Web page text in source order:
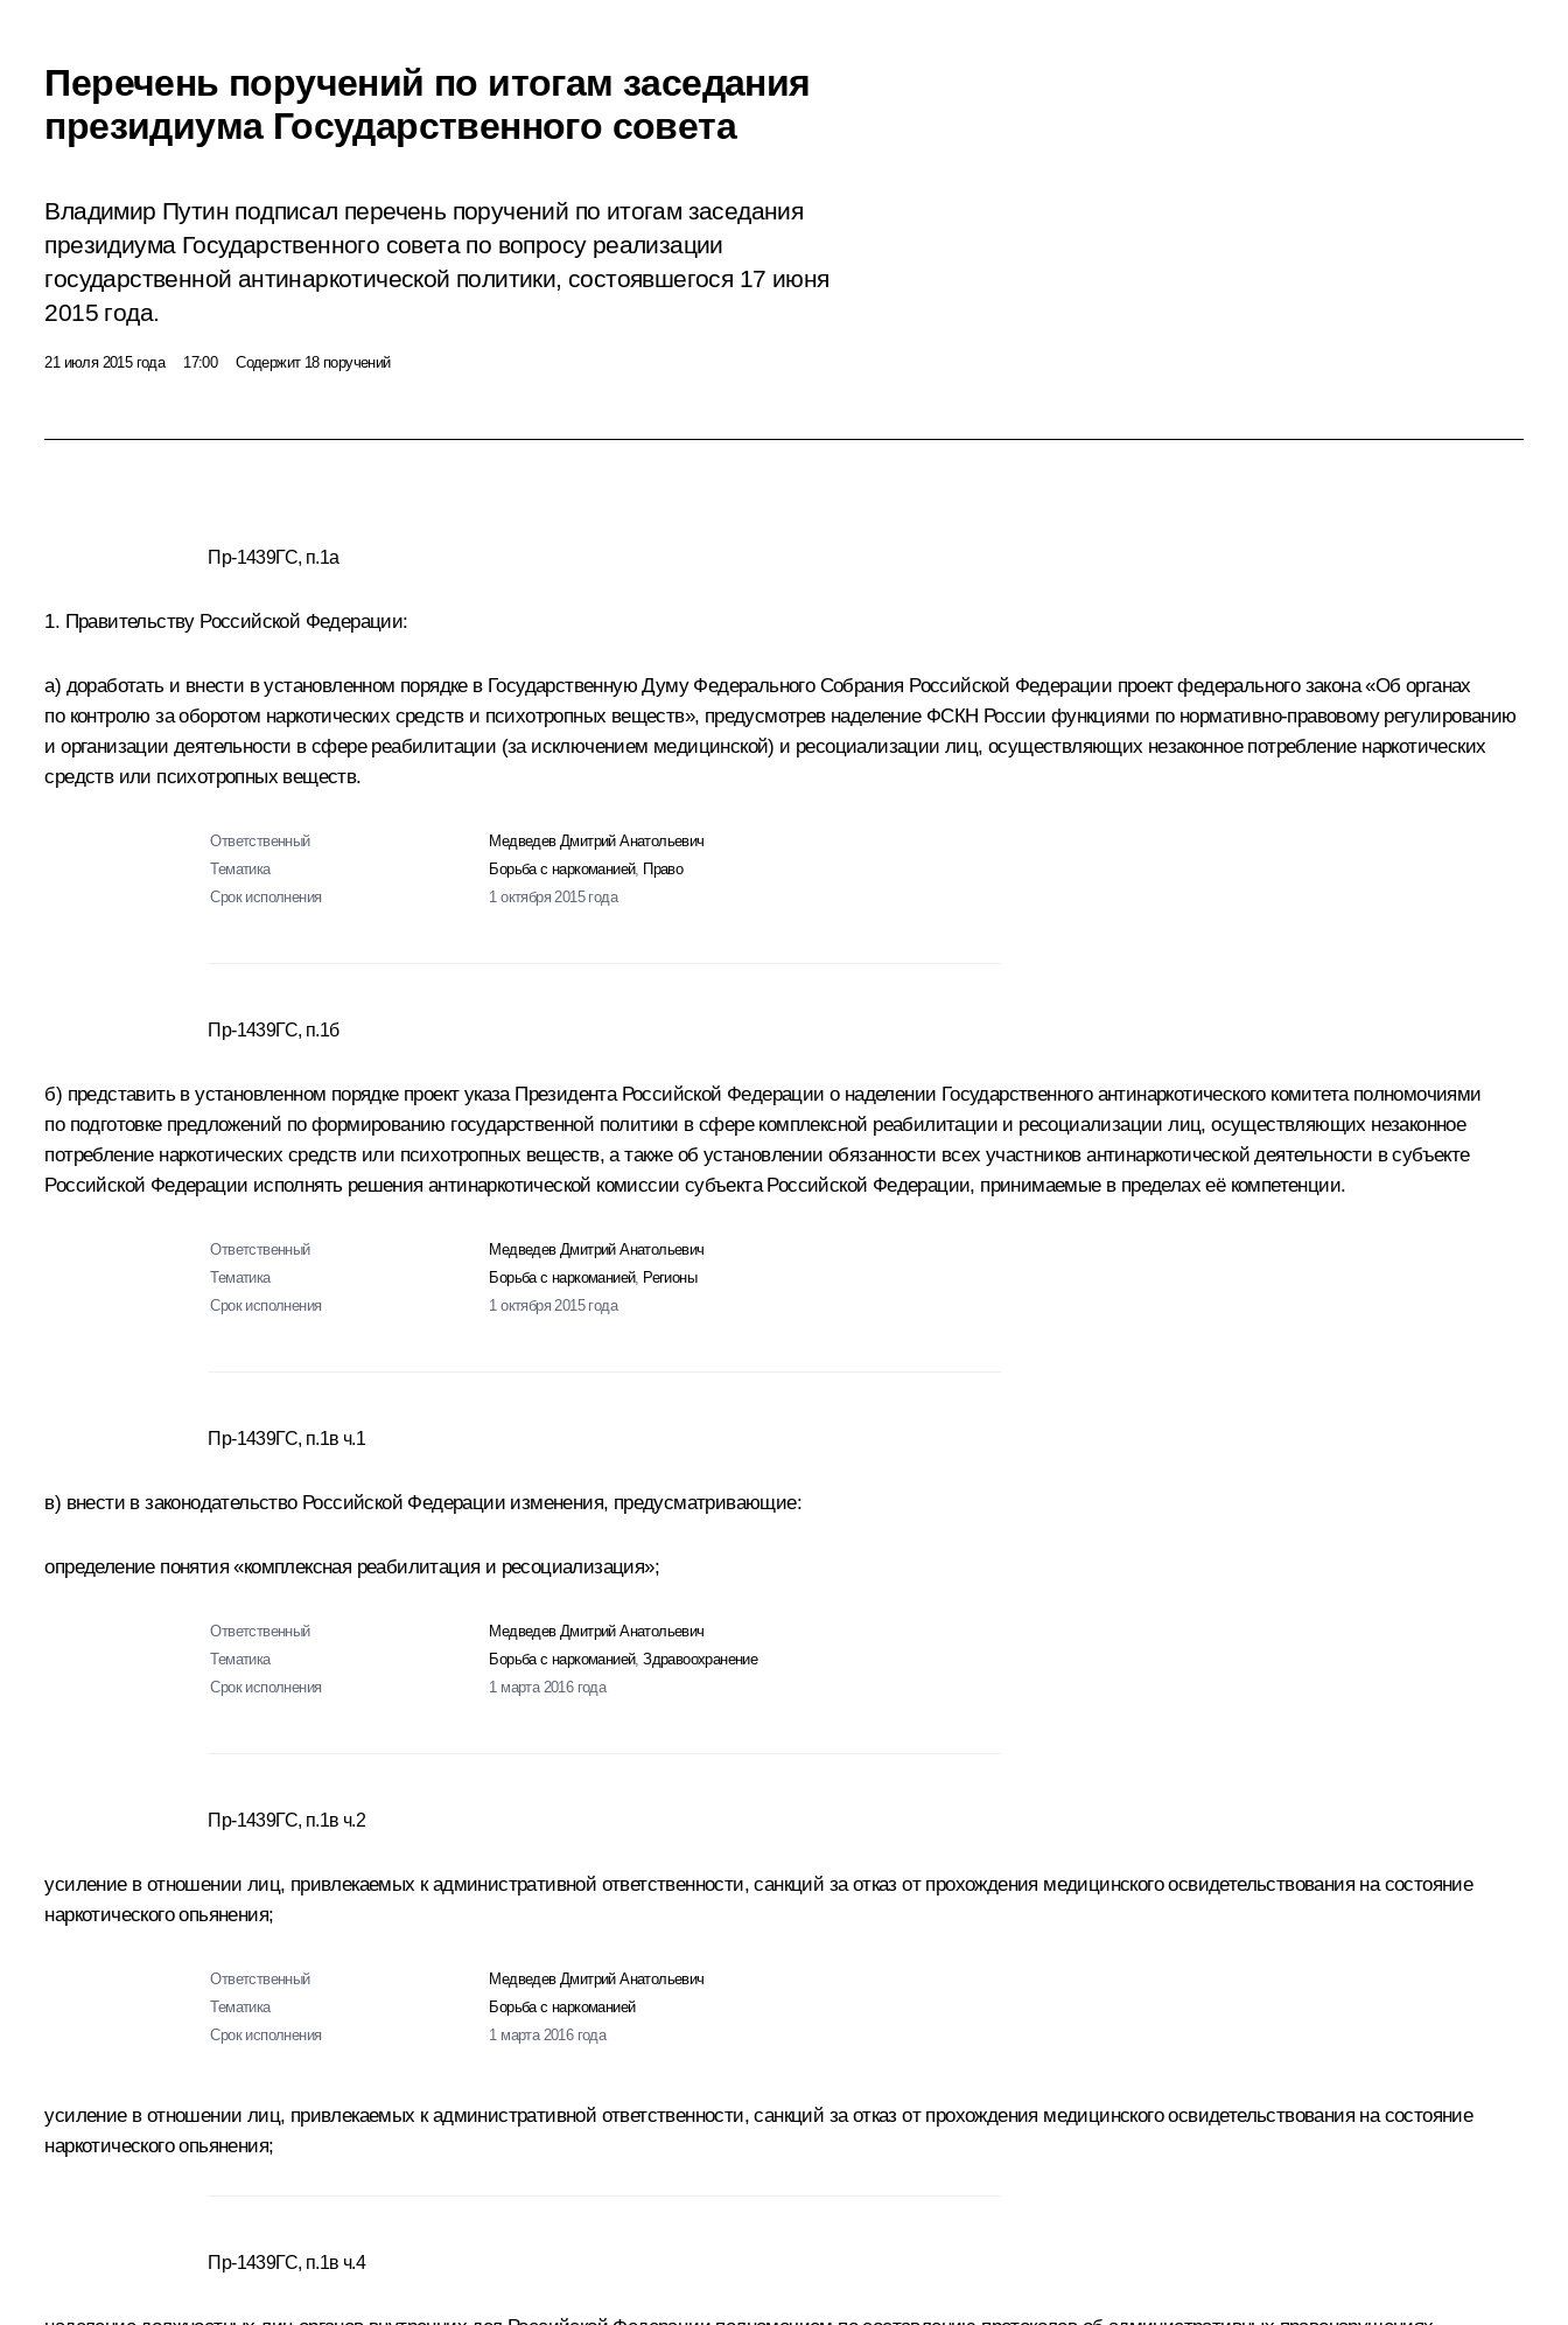
Перечень поручений по итогам заседания
президиума Государственного совета
Владимир Путин подписал перечень поручений по итогам заседания
президиума Государственного совета по вопросу реализации
государственной антинаркотической политики, состоявшегося 17 июня
2015 года.
21 июля 2015 года 17:00 Содержит 18 поручений
Пр-1439ГС, п.1а
1. Правительству Российской Федерации:
а) доработать и внести в установленном порядке в Государственную Думу Федерального Собрания Российской Федерации проект федерального закона «Об органах
по контролю за оборотом наркотических средств и психотропных веществ», предусмотрев наделение ФСКН России функциями по нормативно-­правовому регулированию
и организации деятельности в сфере реабилитации (за исключением медицинской) и ресоциализации лиц, осуществляющих незаконное потребление наркотических
средств или психотропных веществ.
Ответственный
Медведев Дмитрий Анатольевич
Тематика
Борьба с наркоманией, Право
Срок исполнения
1 октября 2015 года
Пр-1439ГС, п.1б
б) представить в установленном порядке проект указа Президента Российской Федерации о наделении Государственного антинаркотического комитета полномочиями
по подготовке предложений по формированию государственной политики в сфере комплексной реабилитации и ресоциализации лиц, осуществляющих незаконное
потребление наркотических средств или психотропных веществ, а также об установлении обязанности всех участников антинаркотической деятельности в субъекте
Российской Федерации исполнять решения антинаркотической комиссии субъекта Российской Федерации, принимаемые в пределах её компетенции.
Ответственный
Медведев Дмитрий Анатольевич
Тематика
Борьба с наркоманией, Регионы
Срок исполнения
1 октября 2015 года
Пр-1439ГС, п.1в ч.1
в) внести в законодательство Российской Федерации изменения, предусматривающие:
определение понятия «комплексная реабилитация и ресоциализация»;
Ответственный
Медведев Дмитрий Анатольевич
Тематика
Борьба с наркоманией,Здравоохранение
Срок исполнения
1 марта 2016 года
Пр-1439ГС, п.1в ч.2
усиление в отношении лиц, привлекаемых к административной ответственности, санкций за отказ от прохождения медицинского освидетельствования на состояние
наркотического опьянения;
Ответственный
Медведев Дмитрий Анатольевич
Тематика
Борьба с наркоманией
Срок исполнения
1 марта 2016 года
усиление в отношении лиц, привлекаемых к административной ответственности, санкций за отказ от прохождения медицинского освидетельствования на состояние
наркотического опьянения;
Пр-1439ГС, п.1в ч.4